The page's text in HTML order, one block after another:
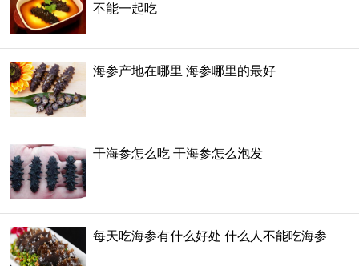
不能一起吃
海参产地在哪里 海参哪里的最好
干海参怎么吃 干海参怎么泡发
每天吃海参有什么好处 什么人不能吃海参